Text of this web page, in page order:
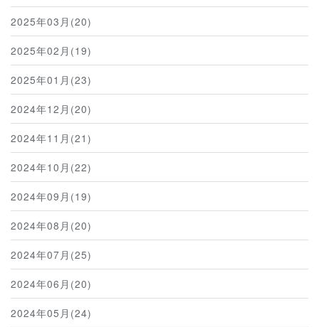
2025年03月(20)
2025年02月(19)
2025年01月(23)
2024年12月(20)
2024年11月(21)
2024年10月(22)
2024年09月(19)
2024年08月(20)
2024年07月(25)
2024年06月(20)
2024年05月(24)